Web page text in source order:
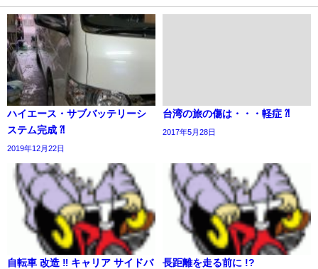
ハイエース・サブバッテリーシ
ステム完成 ⁈
2019年12月22日
台湾の旅の傷は・・・軽症 ⁈
2017年5月28日
自転車 改造 ‼︎ キャリア サイドバ
長距離を走る前に !?